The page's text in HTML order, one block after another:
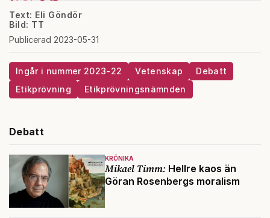
Text: Eli Göndör
Bild: TT
Publicerad 2023-05-31
Ingår i nummer 2023-22 Vetenskap
Debatt
Etikprövning
Etikprövningsnämnden
Debatt
KRÖNIKA
Mikael Timm: Hellre kaos än
Göran Rosenbergs moralism